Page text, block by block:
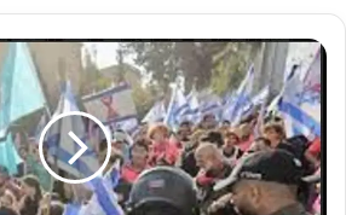
اللواء
رضا
يعقوب
يتابع
الاضطراب
الصهيوني
العبري